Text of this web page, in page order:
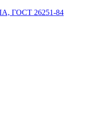
ГОСТ 26251-84